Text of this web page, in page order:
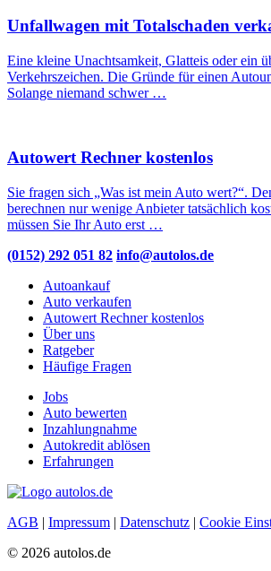
Unfallwagen mit Totalschaden
Eine kleine Unachtsamkeit, Glatteis oder ein
Verkehrszeichen. Die Gründe für einen
Solange niemand schwer …
Autowert Rechner kostenlos
Sie fragen sich „Was ist mein Auto wert?“.
berechnen nur wenige Anbieter tatsächlich
müssen Sie Ihr Auto erst …
(0152) 292 051 82 info@autolos.de
Autoankauf
Auto verkaufen
Autowert Rechner kostenlos
Über uns
Ratgeber
Häufige Fragen
Jobs
Auto bewerten
Inzahlungnahme
Autokredit ablösen
Erfahrungen
AGB | Impressum | Datenschutz | Cookie
© 2026 autolos.de